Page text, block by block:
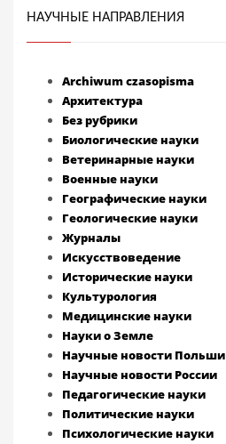
НАУЧНЫЕ НАПРАВЛЕНИЯ
Archiwum czasopisma
Архитектура
Без рубрики
Биологические науки
Ветеринарные науки
Военные науки
Географические науки
Геологические науки
Журналы
Искусствоведение
Исторические науки
Культурология
Медицинские науки
Науки о Земле
Научные новости Польши
Научные новости России
Педагогические науки
Политические науки
Психологические науки